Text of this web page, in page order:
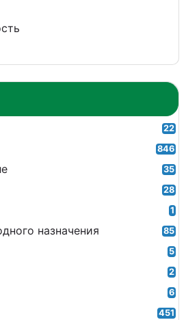
22
846
35
28
1
назначения 85
5
2
6
451